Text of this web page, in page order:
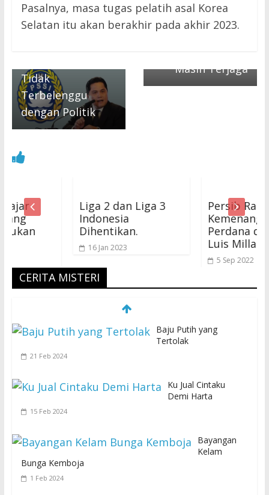
Pasalnya, masa tugas pelatih asal Korea
Selatan itu akan berakhir pada akhir 2023.
Israel Ikut Piala
Dunia U-20 2023
Tidak
Terbelenggu
dengan Politik
RAMADAN, Stok
Masih Terjaga
Liga 2 dan Liga 3
Indonesia
Dihentikan.
16 Jan 2023
Persib Raih
Kemenangan
Perdana di
Luis Milla
5 Sep 2022
CERITA MISTERI
Baju Putih yang
Tertolak
21 Feb 2024
Ku Jual Cintaku
Demi Harta
15 Feb 2024
Bayangan
Kelam
Bunga Kemboja
1 Feb 2024